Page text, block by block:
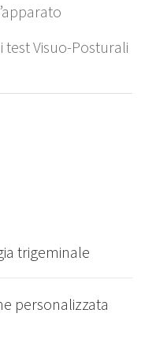
Visuo-Posturali
trigeminale
personalizzata